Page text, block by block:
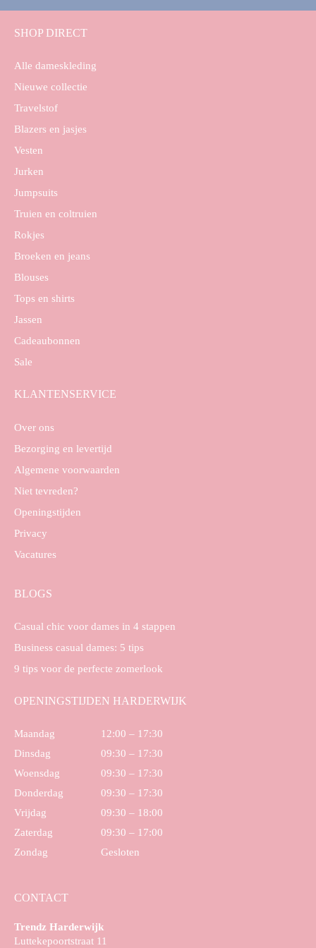
SHOP DIRECT
Alle dameskleding
Nieuwe collectie
Travelstof
Blazers en jasjes
Vesten
Jurken
Jumpsuits
Truien en coltruien
Rokjes
Broeken en jeans
Blouses
Tops en shirts
Jassen
Cadeaubonnen
Sale
KLANTENSERVICE
Over ons
Bezorging en levertijd
Algemene voorwaarden
Niet tevreden?
Openingstijden
Privacy
Vacatures
BLOGS
Casual chic voor dames in 4 stappen
Business casual dames: 5 tips
9 tips voor de perfecte zomerlook
OPENINGSTIJDEN HARDERWIJK
Maandag
12:00 – 17:30
Dinsdag
09:30 – 17:30
Woensdag
09:30 – 17:30
Donderdag
09:30 – 17:30
Vrijdag
09:30 – 18:00
Zaterdag
09:30 – 17:00
Zondag
Gesloten
CONTACT
Trendz Harderwijk
Luttekepoortstraat 11